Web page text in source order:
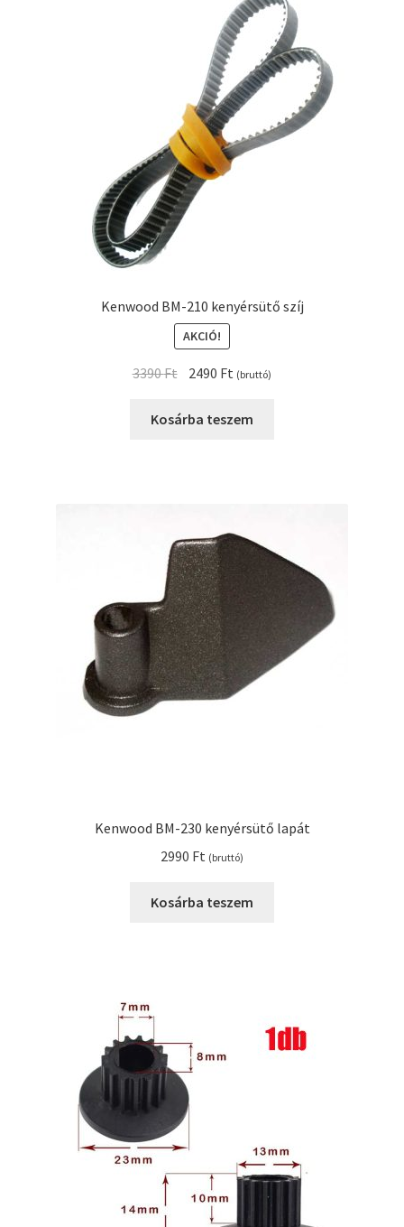
Kenwood BM-210 kenyérsütő szíj
AKCIÓ!
3390Ft Original
was:
2490 Ft Current
is:
(bruttó)
Kosárba teszem
Kenwood BM-230 kenyérsütő lapát
2990 Ft (bruttó)
Kosárba teszem